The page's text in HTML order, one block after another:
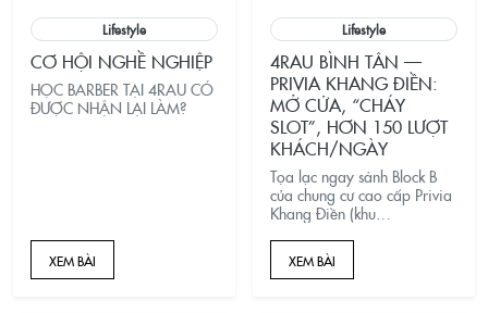
Lifestyle
CƠ HỘI NGHỀ NGHIỆP
HỌC BARBER TẠI 4RAU CÓ
ĐƯỢC NHẬN LẠI LÀM?
XEM BÀI
Lifestyle
4RAU BÌNH TÂN —
PRIVIA KHANG ĐIỀN:
MỞ CỬA, “CHÁY
SLOT”, HƠN 150 LƯỢT
KHÁCH/NGÀY
Tọa lạc ngay sảnh Block B
của chung cư cao cấp Privia
Khang Điền (khu
4RAU ch&iacute;nh thức đưa
chi nh&aacute;nh
XEM BÀI